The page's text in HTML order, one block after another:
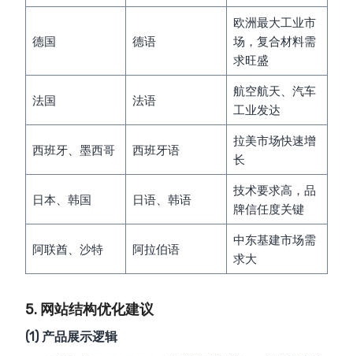
德国 德语
欧洲最大工业市
场，复合材料需
求旺盛
法国 法语
航空航天、汽车
工业发达
西班牙、墨西哥 西班牙语
拉美市场快速增
长
日本、韩国 日语、韩语
技术要求高，品
牌信任度关键
阿联酋、沙特 阿拉伯语
中东基建市场需
求大
5. 网站结构优化建议
(1) 产品展示逻辑